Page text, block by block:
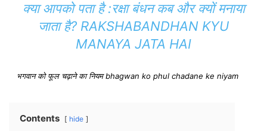
क्या आपको पता है:रक्षा बंधन कब और क्यों मनाया
जाता है? RAKSHABANDHAN KYU
MANAYA JATA HAI
भगवान को फूल चढ़ाने का नियम bhagwan ko phul chadane ke niyam
Contents hide